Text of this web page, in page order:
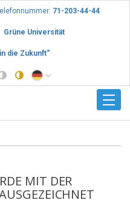
71-203-44-44
Grüne Universität
die Zukunft“
MIT DER